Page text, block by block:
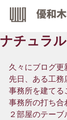
ナチュラ
久々にブログ更
先日、ある工
事務所を建て
事務所の打ち合
２部屋のテー